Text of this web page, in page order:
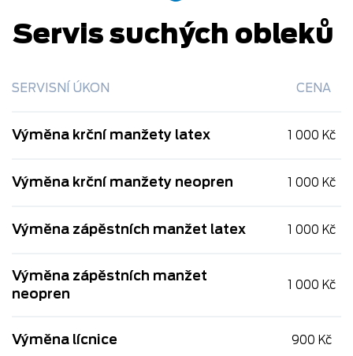
Servis suchých obleků
SERVISNÍ ÚKON CENA
Výměna krční manžety latex 1 000 Kč
Výměna krční manžety neopren 1 000 Kč
Výměna zápěstních manžet latex 1 000 Kč
Výměna zápěstních manžet
neopren
1 000 Kč
Výměna lícnice 900 Kč